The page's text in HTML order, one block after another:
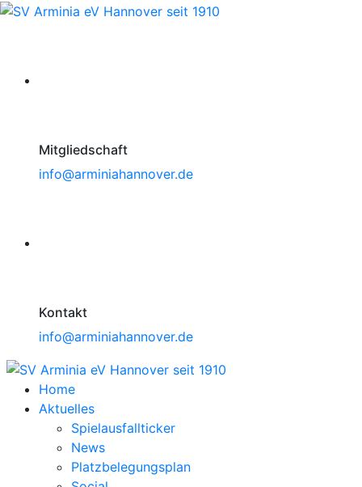
Mitgliedschaft
info@arminiahannover.de
Kontakt
info@arminiahannover.de
Home
Aktuelles
Spielausfallticker
News
Platzbelegungsplan